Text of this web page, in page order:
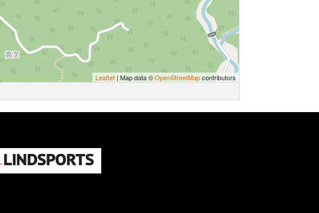
Leaflet | Map data ©OpenStreetMapcontributors